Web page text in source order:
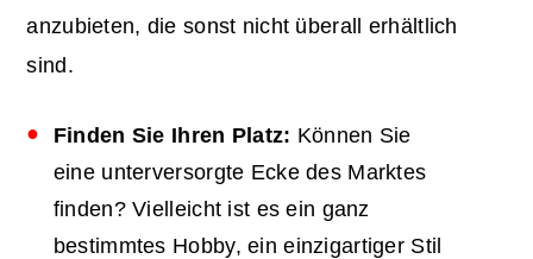
anzubieten, die sonst nicht überall erhältlich
sind.
Finden Sie Ihren Platz: Können Sie
eine unterversorgte Ecke des Marktes
finden? Vielleicht ist es ein ganz
bestimmtes Hobby, ein einzigartiger Stil